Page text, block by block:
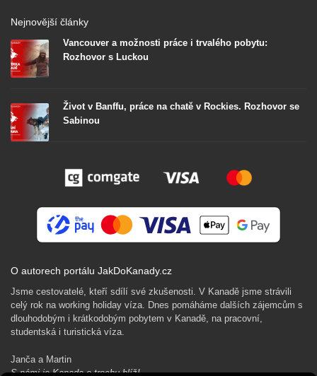
Nejnovější články
Vancouver a možnosti práce i trvalého pobytu:
Rozhovor s Luckou
Život v Banffu, práce na chatě v Rockies. Rozhovor se
Sabinou
O autorech portálu JakDoKanady.cz
Jsme cestovatelé, kteří sdílí své zkušenosti. V Kanadě jsme strávili
celý rok na working holiday víza. Dnes pomáháme dalších zájemcům s
dlouhodobým i krátkodobým pobytem v Kanadě, na pracovní,
studentská i turistická víza.
Janča a Martin
S námi je Kanada o trochu blíž!